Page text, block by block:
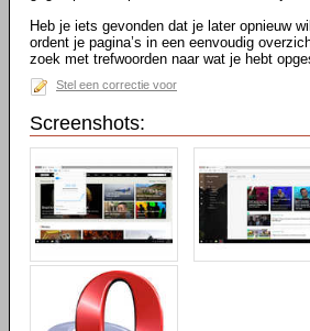
Heb je iets gevonden dat je later opnieuw
ordent je pagina’s in een eenvoudig
zoek met trefwoorden naar wat je hebt
Stel een correctie voor
Screenshots: